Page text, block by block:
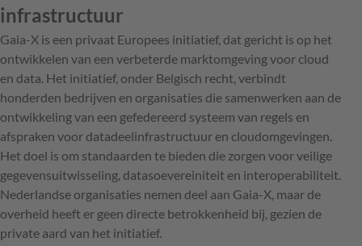
infrastructuur
Gaia-X is een privaat Europees initiatief, dat gericht is op het
ontwikkelen van een verbeterde marktomgeving voor cloud
en data. Het initiatief, onder Belgisch recht, verbindt
honderden bedrijven en organisaties die samenwerken aan de
ontwikkeling van een gefedereerd systeem van regels en
afspraken voor datadeelinfrastructuur en cloudomgevingen.
Het doel is om standaarden te bieden die zorgen voor veilige
gegevensuitwisseling, datasoevereiniteit en interoperabiliteit.
Nederlandse organisaties nemen deel aan Gaia-X, maar de
overheid heeft er geen directe betrokkenheid bij, gezien de
private aard van het initiatief.